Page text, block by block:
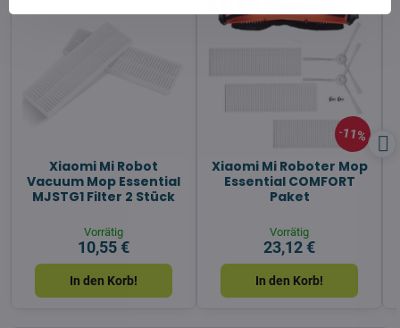
Xiaomi Mi Robot
Vacuum Mop Essential
MJSTG1 Filter 2 Stück
Vorrätig
10,55 €
In den Korb!
11%
Xiaomi Mi Roboter Mop
Essential COMFORT
Paket
Vorrätig
23,12 €
In den Korb!